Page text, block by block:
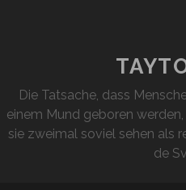
Die Tatsache, dass
einem Mund geboren
sie zweimal soviel sehen als
de